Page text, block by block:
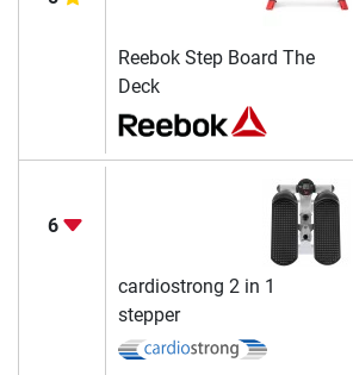
Reebok Step Board The
Deck
6
cardiostrong 2 in 1
stepper